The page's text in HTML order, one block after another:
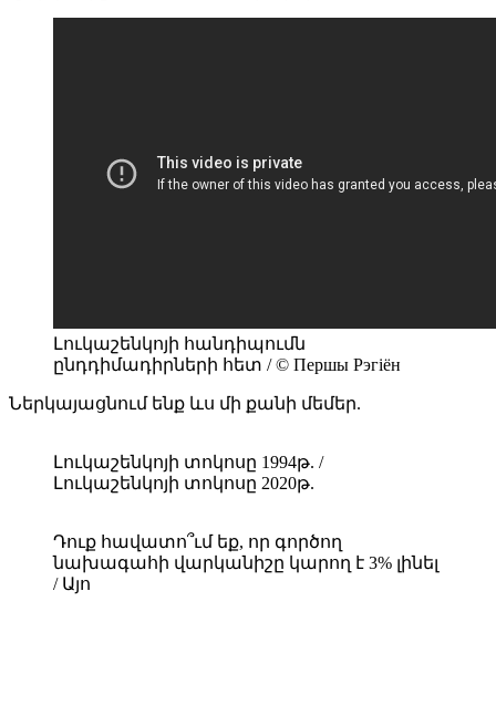
Լուկաշենկոյի հանդիպումն
ընդդիմադիրների հետ / © Першы Рэгіён
Ներկայացնում ենք ևս մի քանի մեմեր.
Լուկաշենկոյի տոկոսը 1994թ. /
Լուկաշենկոյի տոկոսը 2020թ.
Դուք հավատո՞ւմ եք, որ գործող
նախագահի վարկանիշը կարող է 3% լինել
/ Այո